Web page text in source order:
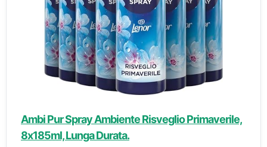
Ambi Pur Spray Ambiente Risveglio Primaverile,
8x185ml, Lunga Durata.